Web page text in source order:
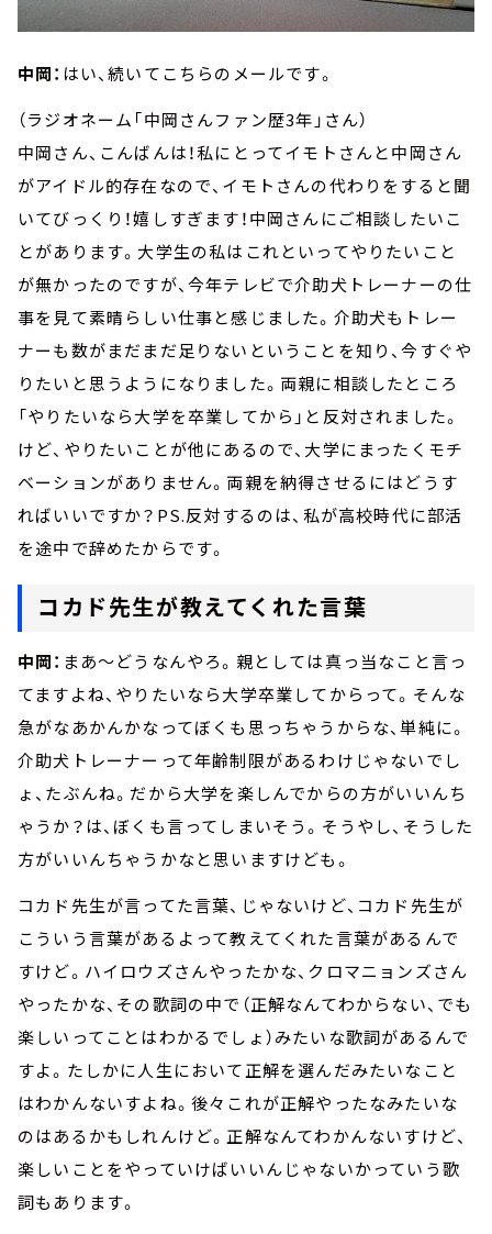
中岡： はい、続いてこちらのメールです。
（ラジオネーム「中岡さんファン歴3年」さん）
中岡さん、こんばんは！私にとってイモトさんと中岡さん
がアイドル的存在なので、イモトさんの代わりをすると聞
いてびっくり！嬉しすぎます！中岡さんにご相談したいこ
とがあります。大学生の私はこれといってやりたいこと
が無かったのですが、今年テレビで介助犬トレーナーの仕
事を見て素晴らしい仕事と感じました。介助犬もトレー
ナーも数がまだまだ足りないということを知り、今すぐや
りたいと思うようになりました。両親に相談したところ
「やりたいなら大学を卒業してから」と反対されました。
けど、やりたいことが他にあるので、大学にまったくモチ
ベーションがありません。両親を納得させるにはどうす
ればいいですか？PS.反対するのは、私が高校時代に部活
を途中で辞めたからです。
コカド先生が教えてくれた言葉
中岡： まあ～どうなんやろ。親としては真っ当なこと言っ
てますよね、やりたいなら大学卒業してからって。そんな
急がなあかんかなってぼくも思っちゃうからな、単純に。
介助犬トレーナーって年齢制限があるわけじゃないでし
ょ、たぶんね。だから大学を楽しんでからの方がいいんち
ゃうか？は、ぼくも言ってしまいそう。そうやし、そうした
方がいいんちゃうかなと思いますけども。
コカド先生が言ってた言葉、じゃないけど、コカド先生が
こういう言葉があるよって教えてくれた言葉があるんで
すけど。ハイロウズさんやったかな、クロマニョンズさん
やったかな、その歌詞の中で（正解なんてわからない、でも
楽しいってことはわかるでしょ）みたいな歌詞があるんで
すよ。たしかに人生において正解を選んだみたいなこと
はわかんないすよね。後々これが正解やったなみたいな
のはあるかもしれんけど。正解なんてわかんないすけど、
楽しいことをやっていけばいいんじゃないかっていう歌
詞もあります。